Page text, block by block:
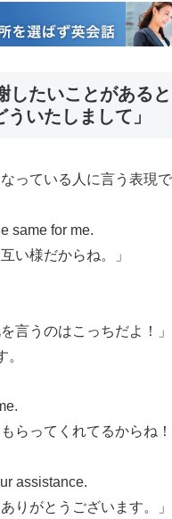
したいことがある
いたしまして」
っている人に言う表現で
same for me.
い様だからね。」
言うのはこっちだよ！」
らってくれてるからね！
assistance.
りがとうございます。」